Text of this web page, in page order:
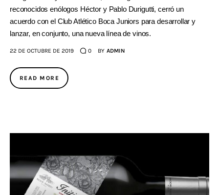
reconocidos enólogos Héctor y Pablo Durigutti, cerró un
acuerdo con el Club Atlético Boca Juniors para desarrollar y
lanzar, en conjunto, una nueva línea de vinos.
22 DE OCTUBRE DE 2019 0 BY ADMIN
READ MORE